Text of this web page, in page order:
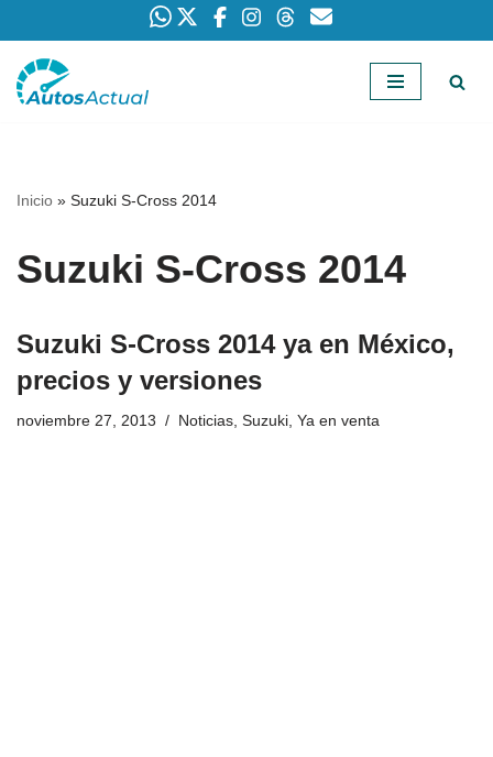
Saltar
Inicio » Suzuki S-Cross 2014
Suzuki S-Cross 2014
Suzuki S-Cross 2014 ya en México,
precios y versiones
noviembre 27, 2013 Noticias, Suzuki, Ya en venta